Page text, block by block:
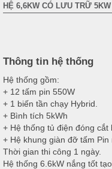
HỆ 6,6KW CÓ LƯU TRỮ
Thông tin hệ thống
Hệ thống gồm:
+ 12 tấm pin 550W
+ 1 biến tần chạy Hybrid.
+ Bình tích 5kWh
+ Hệ thống tủ điện đóng cắt
+ Hệ khung giàn đỡ tấm Pin
Thời gian thi công 1 ngày.
Hệ thống 6.6kW nắng tốt